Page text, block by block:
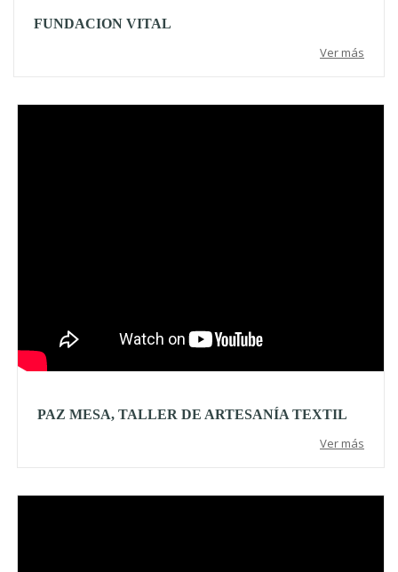
FUNDACION VITAL
Ver más
PAZ MESA, TALLER DE ARTESANÍA TEXTIL
Ver más